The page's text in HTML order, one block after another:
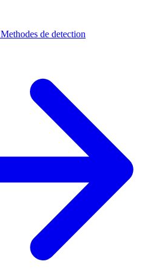
Methodes de detection